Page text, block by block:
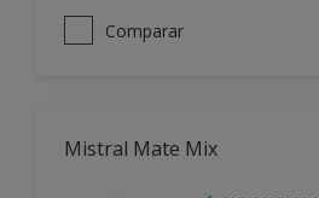
Comparar
Mistral Mate Mix